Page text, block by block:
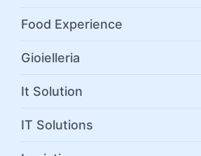
Food Experience
Gioielleria
It Solution
IT Solutions